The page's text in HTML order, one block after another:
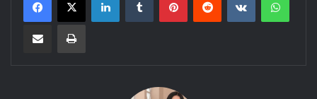
Compartilhar via e-mail Imprimir